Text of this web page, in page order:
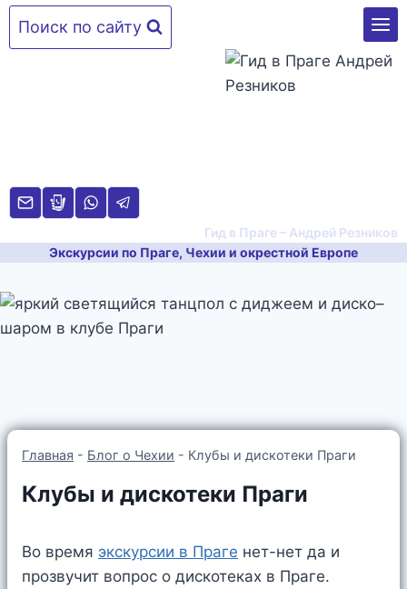
Перейти
Поиск по сайту
Гид в Праге – Андрей Резников
Экскурсии по Праге, Чехии и окрестной Европе
Главная - Блог о Чехии - Клубы и дискотеки Праги
Клубы и дискотеки Праги
Во время экскурсии в Праге нет-нет да и
прозвучит вопрос о дискотеках в Праге.